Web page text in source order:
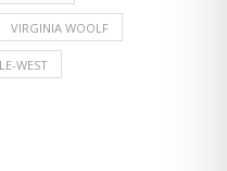
VIRGINIA WOOLF
WEST